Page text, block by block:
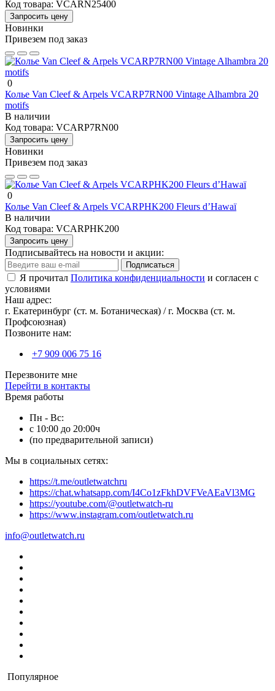
Код товара: VCARN25400
Запросить цену
Новинки
Привезем под заказ
0
Колье Van Cleef & Arpels VCARP7RN00 Vintage Alhambra 20
motifs
В наличии
Код товара: VCARP7RN00
Запросить цену
Новинки
Привезем под заказ
0
Колье Van Cleef & Arpels VCARPHK200 Fleurs d’Hawaï
В наличии
Код товара: VCARPHK200
Запросить цену
Подписывайтесь на новости и акции:
Подписаться
Я прочитал Политика конфиденциальности и согласен с
условиями
Наш адрес:
г. Екатеринбург (ст. м. Ботаническая) / г. Москва (ст. м.
Профсоюзная)
Позвоните нам:
+7 909 006 75 16
Перезвоните мне
Перейти в контакты
Время работы
Пн - Вс:
с 10:00 до 20:00ч
(по предварительной записи)
Мы в социальных сетях:
https://t.me/outletwatchru
https://chat.whatsapp.com/I4Co1zFkhDVFVeAEaVl3MG
https://youtube.com/@outletwatch-ru
https://www.instagram.com/outletwatch.ru
info@outletwatch.ru
Популярное